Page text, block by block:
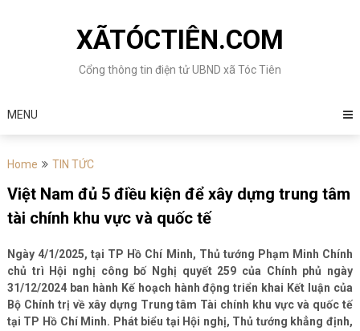
XÃTÓCTIÊN.COM
Cổng thông tin điện tử UBND xã Tóc Tiên
MENU
Home TIN TỨC
Việt Nam đủ 5 điều kiện để xây dựng trung tâm
tài chính khu vực và quốc tế
Ngày 4/1/2025, tại TP Hồ Chí Minh, Thủ tướng Phạm Minh Chính
chủ trì Hội nghị công bố Nghị quyết 259 của Chính phủ ngày
31/12/2024 ban hành Kế hoạch hành động triển khai Kết luận của
Bộ Chính trị về xây dựng Trung tâm Tài chính khu vực và quốc tế
tại TP Hồ Chí Minh. Phát biểu tại Hội nghị, Thủ tướng khẳng định,